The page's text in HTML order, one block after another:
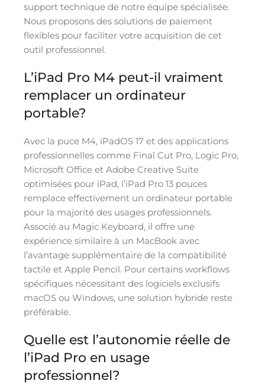
support technique de notre équipe spécialisée.
Nous proposons des solutions de paiement
flexibles pour faciliter votre acquisition de cet
outil professionnel.
L’iPad Pro M4 peut-il vraiment
remplacer un ordinateur
portable?
Avec la puce M4, iPadOS 17 et des applications
professionnelles comme Final Cut Pro, Logic Pro,
Microsoft Office et Adobe Creative Suite
optimisées pour iPad, l’iPad Pro 13 pouces
remplace effectivement un ordinateur portable
pour la majorité des usages professionnels.
Associé au Magic Keyboard, il offre une
expérience similaire à un MacBook avec
l’avantage supplémentaire de la compatibilité
tactile et Apple Pencil. Pour certains workflows
spécifiques nécessitant des logiciels exclusifs
macOS ou Windows, une solution hybride reste
préférable.
Quelle est l’autonomie réelle de
l’iPad Pro en usage
professionnel?